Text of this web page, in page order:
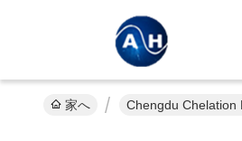
家へ Chengdu Chelation